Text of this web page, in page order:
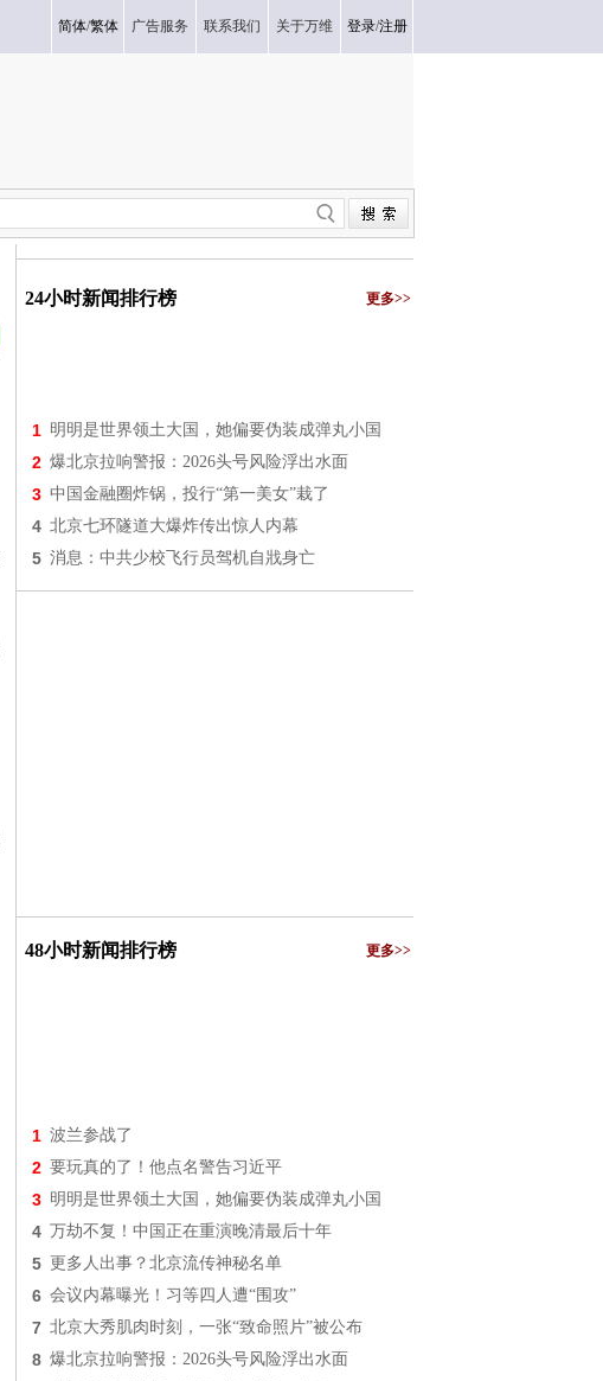
简体/繁体 广告服务 联系我们 关于万维 登录/注册
24小时新闻排行榜 更多>>
1 明明是世界领土大国，她偏要伪装成弹丸小国
2 爆北京拉响警报：2026头号风险浮出水面
3 中国金融圈炸锅，投行“第一美女”栽了
4 北京七环隧道大爆炸传出惊人内幕
5 消息：中共少校飞行员驾机自戕身亡
48小时新闻排行榜 更多>>
1 波兰参战了
2 要玩真的了！他点名警告习近平
3 明明是世界领土大国，她偏要伪装成弹丸小国
4 万劫不复！中国正在重演晚清最后十年
5 更多人出事？北京流传神秘名单
6 会议内幕曝光！习等四人遭“围攻”
7 北京大秀肌肉时刻，一张“致命照片”被公布
8 爆北京拉响警报：2026头号风险浮出水面